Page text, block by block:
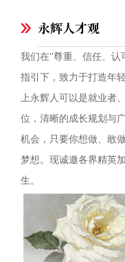
永辉人才观
我们在"尊重、信任、认
指引下，致力于打造年
上永辉人可以是就业者
位，清晰的成长规划与
机会，只要你想做、敢
梦想。现诚邀各界精英
生。